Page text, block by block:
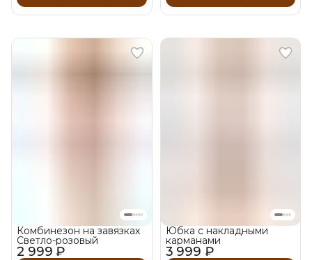
2 999 ₽
Комбинезон на завязках
Светло-розовый
3 999 ₽
Юбка с накладными
карманами